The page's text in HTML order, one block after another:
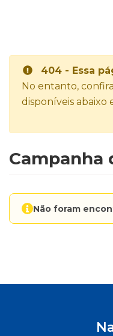
404 - Essa
No entanto,
disponíveis abaixo
Campanha
Não foram